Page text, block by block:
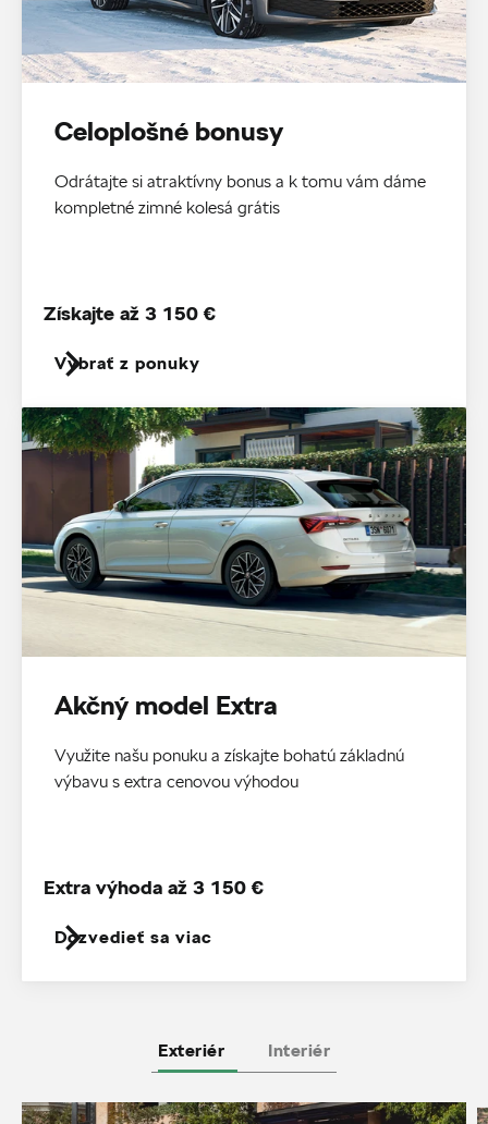
Celoplošné bonusy
Odrátajte si atraktívny bonus a k tomu vám dáme
kompletné zimné kolesá grátis
Vybrať z ponuky
Získajte až 3 150 €
Akčný model Extra
Využite našu ponuku a získajte bohatú základnú
výbavu s extra cenovou výhodou
Dozvedieť sa viac
Extra výhoda až 3 150 €
Exteriér Interiér